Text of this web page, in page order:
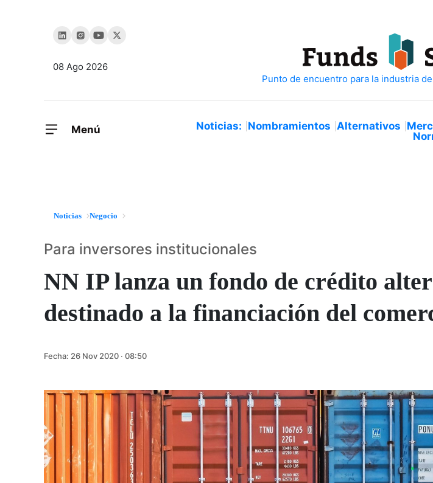
08 Ago 2026
Menú Noticias: Nombramientos Alternativos
Noticias Negocio
NN IP lanza un fondo de crédito
destinado a la financiación del
Para inversores institucionales
Fecha: 26 Nov 2020 · 08:50